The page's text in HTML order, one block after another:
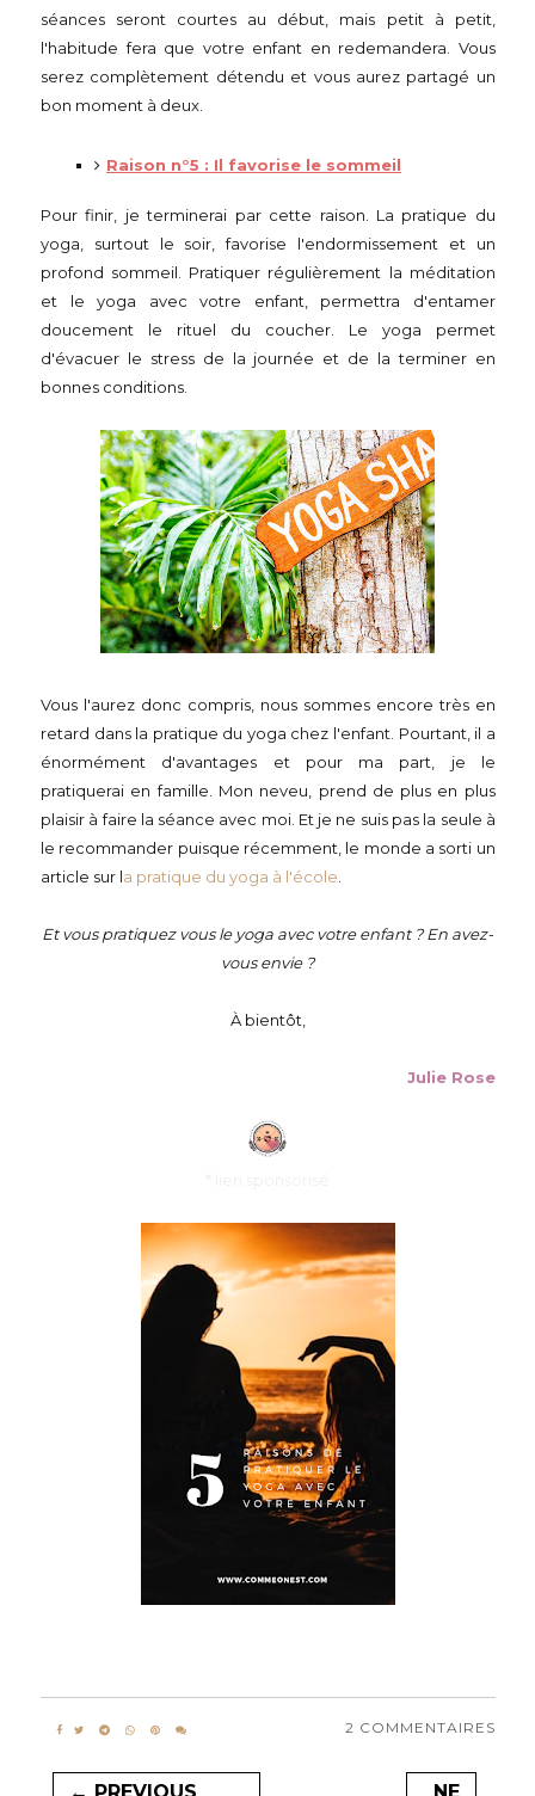
séances seront courtes au début, mais petit à petit,
l'habitude fera que votre enfant en redemandera. Vous
serez complètement détendu et vous aurez partagé un
bon moment à deux.
Raison n°5 : Il favorise le sommeil
Pour finir, je terminerai par cette raison. La pratique du
yoga, surtout le soir, favorise l'endormissement et un
profond sommeil. Pratiquer régulièrement la méditation
et le yoga avec votre enfant, permettra d'entamer
doucement le rituel du coucher. Le yoga permet
d'évacuer le stress de la journée et de la terminer en
bonnes conditions.
Vous l'aurez donc compris, nous sommes encore très en
retard dans la pratique du yoga chez l'enfant. Pourtant, il a
énormément d'avantages et pour ma part, je le
pratiquerai en famille. Mon neveu, prend de plus en plus
plaisir à faire la séance avec moi. Et je ne suis pas la seule à
le recommander puisque récemment, le monde a sorti un
article sur la pratique du yoga à l'école
Et vous pratiquez vous le yoga avec votre enfant ? En avez-
vous envie ?
À bientôt,
Julie Rose
2 COMMENTAIRES